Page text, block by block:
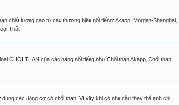
chất lượng cao từ các thương hiệu nổi tiếng: Akapp, Morgan-Shanghai,...
Thất
CHỔI THAN của các hãng nổi tiếng như Chổi than Akapp, Chổi than...
các động cơ có chổi than. Vì vậy khi có nhu cầu thay thế anh chị...